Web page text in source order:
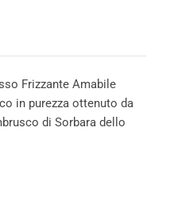
Frizzante Amabile
in purezza ottenuto da
di Sorbara dello